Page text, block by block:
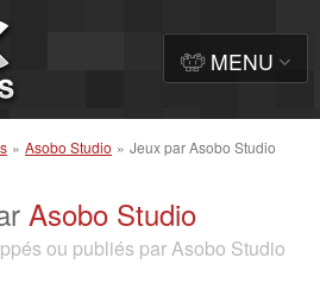
» Asobo Studio » Jeux par Asobo Studio
Asobo Studio
ou publiés par Asobo Studio
MENU